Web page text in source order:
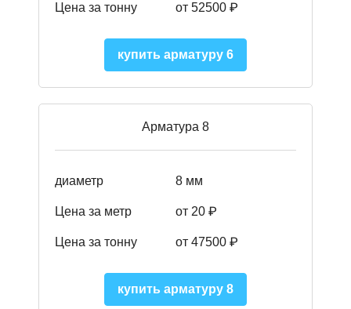
Цена за тонну от 52500 ₽
купить арматуру 6
Арматура 8
диаметр 8 мм
Цена за метр от 20 ₽
Цена за тонну от 47500 ₽
купить арматуру 8